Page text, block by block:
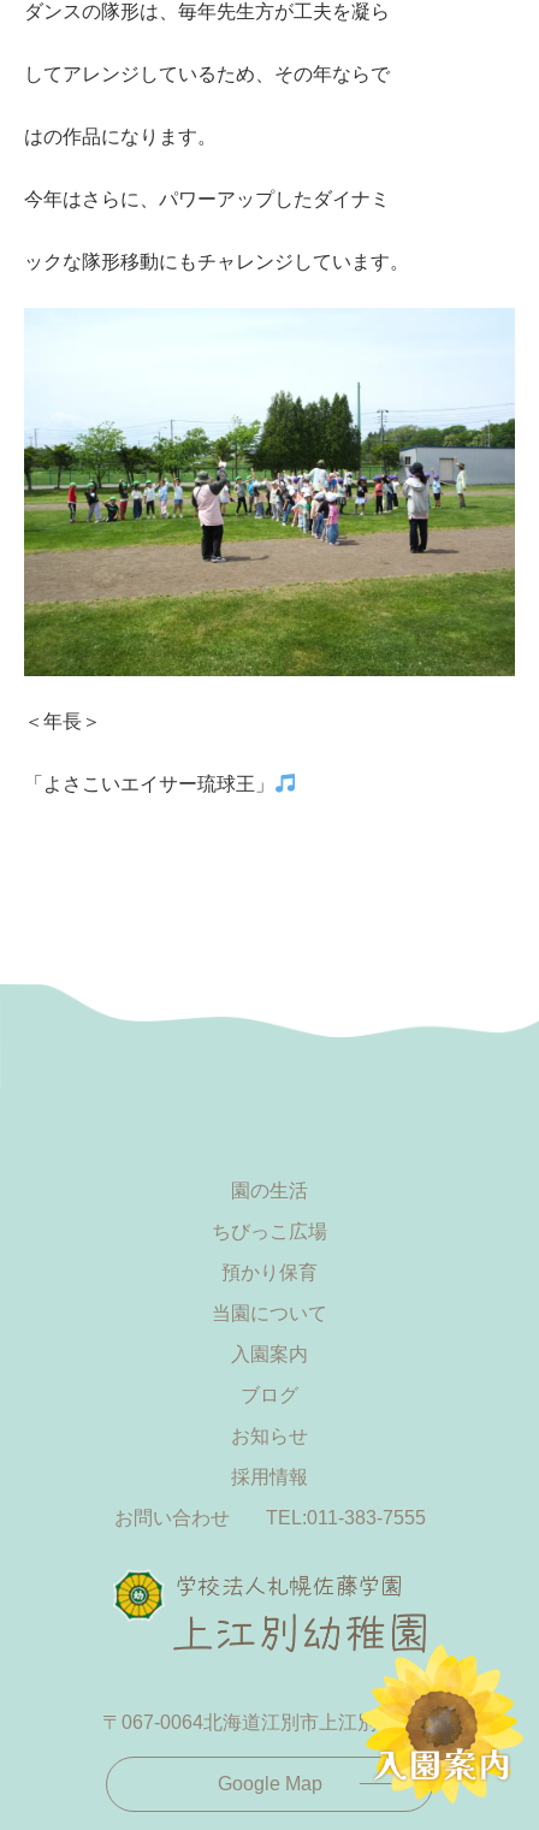
ダンスの隊形は、毎年先生方が工夫を凝ら
してアレンジしているため、その年ならで
はの作品になります。
今年はさらに、パワーアップしたダイナミ
ックな隊形移動にもチャレンジしています。
＜年長＞
「よさこいエイサー琉球王」
園の生活
ちびっこ広場
預かり保育
当園について
入園案内
ブログ
お知らせ
採用情報
お問い合わせ
TEL:011-383-7555
〒067-0064北海道江別市上江別433-19
Google Map